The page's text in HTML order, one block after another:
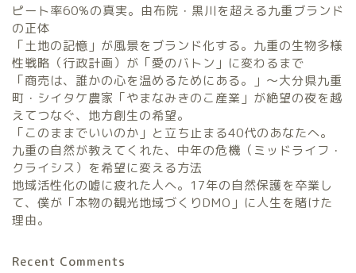
ピート率60%の真実。由布院・黒川を超える九重ブランド
の正体
「土地の記憶」が風景をブランド化する。九重の生物多様
性戦略（行政計画）が「愛のバトン」に変わるまで
「商売は、誰かの心を温めるためにある。」〜大分県九重
町・シイタケ農家「やまなみきのこ産業」が絶望の夜を越
えてつなぐ、地方創生の希望。
「このままでいいのか」と立ち止まる40代のあなたへ。
九重の自然が教えてくれた、中年の危機（ミッドライフ・
クライシス）を希望に変える方法
地域活性化の嘘に疲れた人へ。17年の自然保護を卒業し
て、僕が「本物の観光地域づくりDMO」に人生を賭けた
理由。
Recent Comments
農家民宿FarmStay
暮らしと農のタネLifeStyle
観光地域づくりタネ
TourismDevelopment
田舎の仕事のタネ